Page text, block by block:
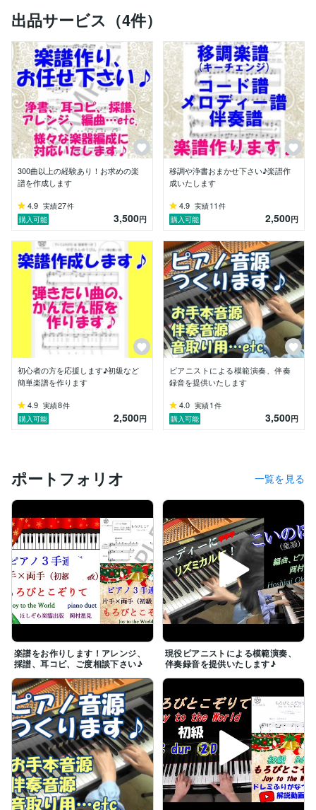
だいております。
アマチュアからプロの方まで幅広く一緒に制作させてい
ただき、学習者用教材から劇音楽、合唱作編曲、ミュー
ジカル公演などにも取り組んできました。
出来上がった譜面を受け取る方達が喜んで下さること
は、私としても本当に嬉しいことです。
ご縁がありましたら、どうぞよろしくお願いいたしま
す。
出品サービス（4件）
300曲以上の経験あり！お求めの楽
譜を作成します
4.9 実績27件
購入可能
3,500円
移調や浄書おまかせ下さい♪楽譜作
成いたします
4.9 実績11 件
購入可能
2,500円
初心者の方を応援します♪初級など
簡単楽譜を作ります
4.9 実績8件
購入可能
2,500円
ピアニストによる模範演奏、伴奏
録音を提供いたします
4.0 実績1 件
購入可能
3,500円
ポートフォリオ 一覧を見る
楽譜をお作りします！アレンジ、
採譜、耳コピ、ご度相談下さい♪
現役ピアニストによる模範演奏、
伴奏録音を提供いたします♪